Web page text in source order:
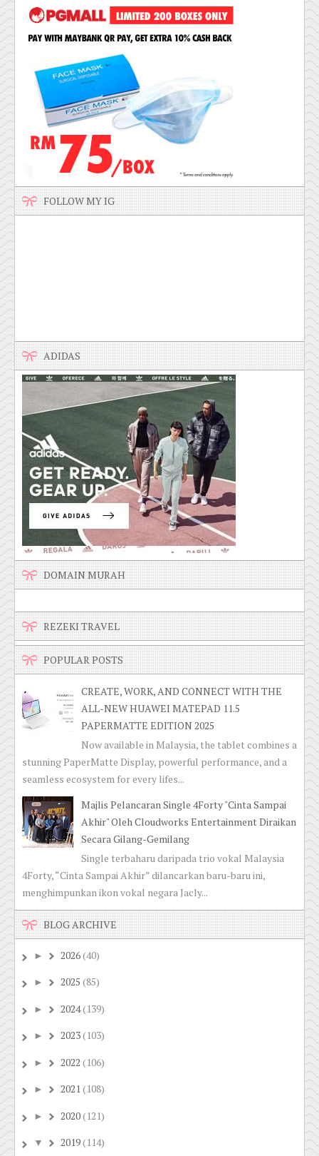
FOLLOW MY IG
ADIDAS
DOMAIN MURAH
REZEKI TRAVEL
POPULAR POSTS
CREATE, WORK, AND CONNECT WITH THE
ALL-NEW HUAWEI MATEPAD 11.5
PAPERMATTE EDITION 2025
Now available in Malaysia, the tablet combines a
stunning PaperMatte Display, powerful performance, and a
seamless ecosystem for every lifes...
Majlis Pelancaran Single 4Forty "Cinta Sampai
Akhir" Oleh Cloudworks Entertainment Diraikan
Secara Gilang-Gemilang
Single terbaharu daripada trio vokal Malaysia
4Forty, “Cinta Sampai Akhir” dilancarkan baru-baru ini,
menghimpunkan ikon vokal negara Jacly...
BLOG ARCHIVE
► 2026(40)
► 2025 (85)
► 2024(139)
► 2023(103)
► 2022 (106)
► 2021(108)
► 2020(121)
▼ 2019(114)